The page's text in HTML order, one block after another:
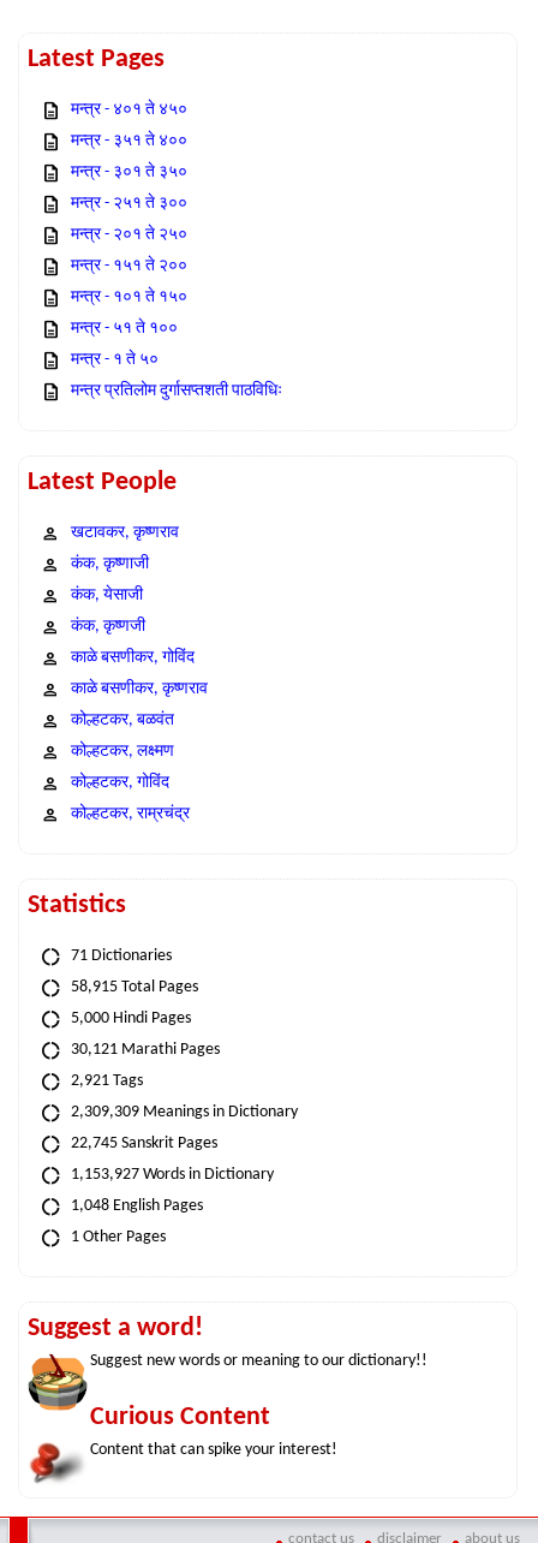
Latest Pages
मन्त्र - ४०१ ते ४५०
मन्त्र - ३५१ ते ४००
मन्त्र - ३०१ ते ३५०
मन्त्र - २५१ ते ३००
मन्त्र - २०१ ते २५०
मन्त्र - १५१ ते २००
मन्त्र - १०१ ते १५०
मन्त्र - ५१ ते १००
मन्त्र - १ ते ५०
मन्त्र प्रतिलोम दुर्गासप्तशती पाठविधिः
Latest People
खटावकर, कृष्णराव
कंक, कृष्णाजी
कंक, येसाजी
कंक, कृष्णजी
काळे बसणीकर, गोविंद
काळे बसणीकर, कृष्णराव
कोल्हटकर, बळवंत
कोल्हटकर, लक्ष्मण
कोल्हटकर, गोविंद
कोल्हटकर, राम्रचंद्र
Statistics
71 Dictionaries
58,915 Total Pages
5,000 Hindi Pages
30,121 Marathi Pages
2,921 Tags
2,309,309 Meanings in Dictionary
22,745 Sanskrit Pages
1,153,927 Words in Dictionary
1,048 English Pages
1 Other Pages
Suggest a word!
Suggest new words or meaning to our dictionary!!
Curious Content
Content that can spike your interest!
contact us disclaimer about us